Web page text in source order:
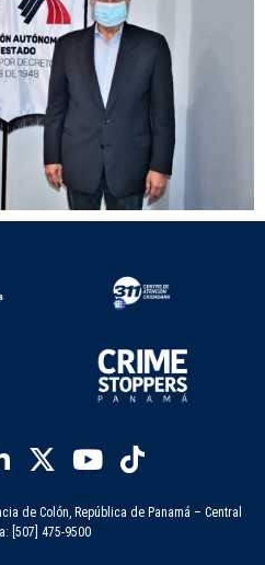
de Colón, República de Panamá – Central
[507] 475-9500